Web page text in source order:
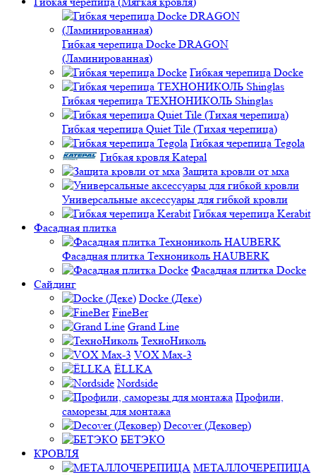
Гибкая черепица Docke DRAGON
(Ламинированная)
Гибкая черепица Docke
Гибкая черепица ТЕХНОНИКОЛЬ Shinglas
Гибкая черепица Quiet Tile (Тихая черепица)
Гибкая черепица Tegola
Гибкая кровля Katepal
Защита кровли от мха
Универсальные аксессуары для гибкой кровли
Гибкая черепица Kerabit
Фасадная плитка
Фасадная плитка Технониколь HAUBERK
Фасадная плитка Docke
Сайдинг
Docke (Деке)
FineBer
Grand Line
ТехноНиколь
VOX Max-3
ЁLLKA
Nordside
Профили,
саморезы для монтажа
Decover (Дековер)
БЕТЭКО
КРОВЛЯ
МЕТАЛЛОЧЕРЕПИЦА